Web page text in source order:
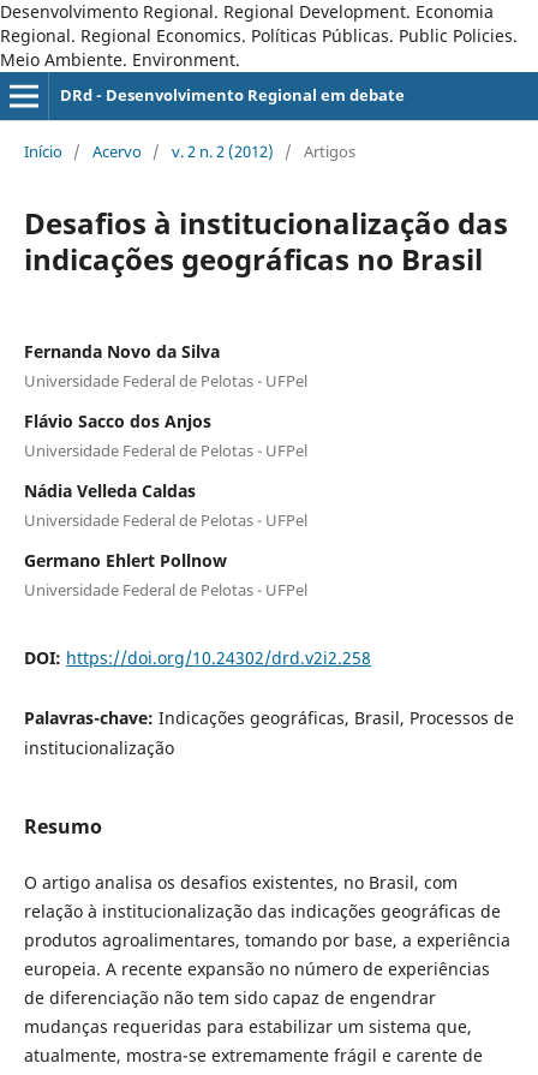
Desenvolvimento Regional. Regional Development. Economia
Regional. Regional Economics. Políticas Públicas. Public Policies.
Meio Ambiente. Environment.
DRd - Desenvolvimento Regional em debate
Início / Acervo / v. 2 n. 2 (2012) / Artigos
Desafios à institucionalização das
indicações geográficas no Brasil
Fernanda Novo da Silva
Universidade Federal de Pelotas - UFPel
Flávio Sacco dos Anjos
Universidade Federal de Pelotas - UFPel
Nádia Velleda Caldas
Universidade Federal de Pelotas - UFPel
Germano Ehlert Pollnow
Universidade Federal de Pelotas - UFPel
DOI: https://doi.org/10.24302/drd.v2i2.258
Palavras-chave: Indicações geográficas, Brasil, Processos de
institucionalização
Resumo
O artigo analisa os desafios existentes, no Brasil, com
relação à institucionalização das indicações geográficas de
produtos agroalimentares, tomando por base, a experiência
europeia. A recente expansão no número de experiências
de diferenciação não tem sido capaz de engendrar
mudanças requeridas para estabilizar um sistema que,
atualmente, mostra-se extremamente frágil e carente de